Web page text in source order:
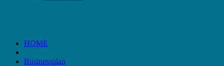
HOME
Businessplan